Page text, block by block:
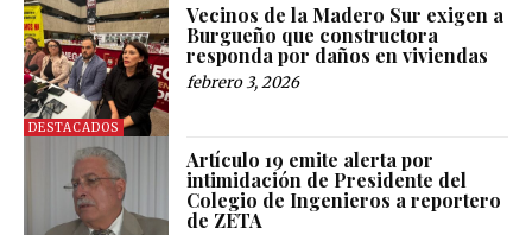
DESTACADOS
Vecinos de la Madero Sur exigen a
Burgueño que constructora
responda por daños en viviendas
febrero 3, 2026
Artículo 19 emite alerta por
intimidación de Presidente del
Colegio de Ingenieros a reportero
de ZETA